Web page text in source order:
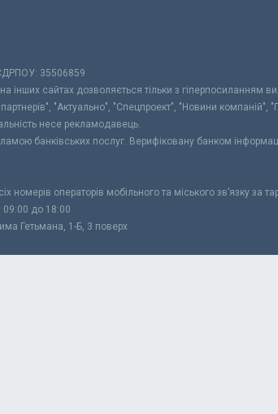
35506859
інших сайтах дозволяється тільки з гіперпосиланням
"Актуально", "Спецпроект", "Новини компаній",
несе рекламодавець.
банківських послуг. Верифіковану банком
номерів операторів мобільного та міського зв’язку за
09:00 до 18:00
Гетьмана, 1-Б, 3 поверх